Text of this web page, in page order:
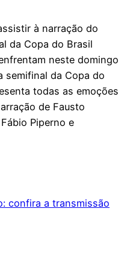
à narração do
da Copa do Brasil
neste domingo
semifinal da Copa do
todas as emoções
de Fausto
Piperno e